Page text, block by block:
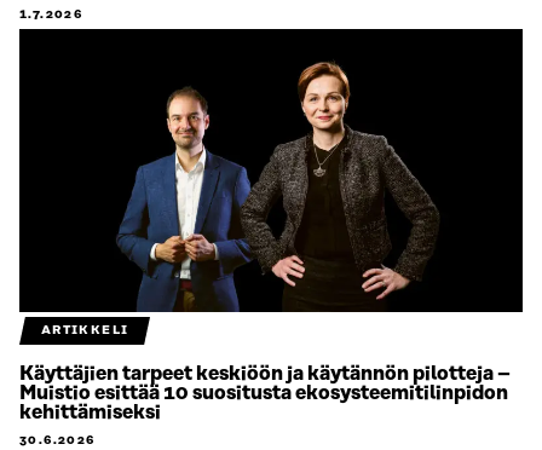
1.7.2026
ARTIKKELI
Käyttäjien tarpeet keskiöön ja käytännön pilotteja –
Muistio esittää 10 suositusta ekosysteemitilinpidon
kehittämiseksi
30.6.2026